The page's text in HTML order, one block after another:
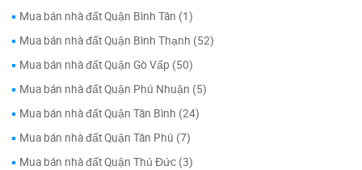
Mua bán nhà đất Quận Bình Tân (1)
Mua bán nhà đất Quận Bình Thạnh (52)
Mua bán nhà đất Quận Gò Vấp (50)
Mua bán nhà đất Quận Phú Nhuận (5)
Mua bán nhà đất Quận Tân Bình (24)
Mua bán nhà đất Quận Tân Phú (7)
Mua bán nhà đất Quận Thủ Đức (3)